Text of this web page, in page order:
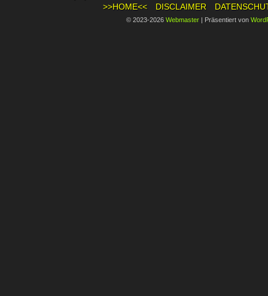
>>HOME<<
DISCLAIMER
© 2023-2026 Webmaster | Präsentiert von